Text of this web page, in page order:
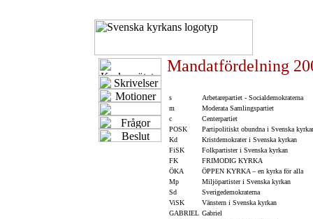
Mandatfördelning
s
Arbetarepartiet - Socialdemokraterna
m
Moderata Samlingspartiet
c
Centerpartiet
POSK
Partipolitiskt obundna i Svenska
Kd
Kristdemokrater i Svenska kyrkan
FiSK
Folkpartister i Svenska kyrkan
FK
FRIMODIG KYRKA
ÖKA
ÖPPEN KYRKA – en kyrka för alla
Mp
Miljöpartister i Svenska kyrkan
Sd
Sverigedemokraterna
ViSK
Vänstern i Svenska kyrkan
GABRIEL Gabriel